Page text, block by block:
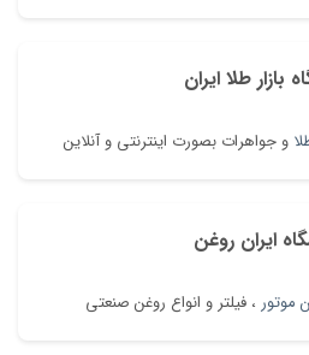
بازار طلا ایران
و جواهرات بصورت اینترنتی و آنلاین
ایران روغن
موتور ، فیلتر و انواع روغن صنعتی